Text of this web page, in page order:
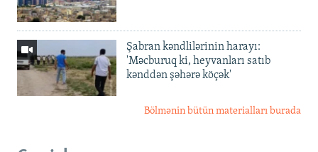
Şabran kəndlilərinin harayı:
'Məcburuq ki, heyvanları satıb
kənddən şəhərə köçək'
Bölmənin bütün materialları burada